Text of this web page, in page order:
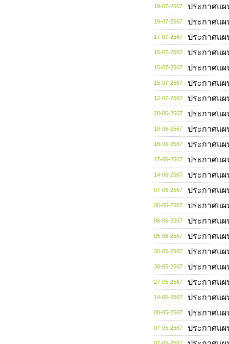
19-07-2567 ประกาศแผ
19-07-2567 ประกาศแผ
17-07-2567 ประกาศแผ
15-07-2567 ประกาศแผ
15-07-2567 ประกาศแผ
15-07-2567 ประกาศแผ
12-07-2567 ประกาศแผ
28-06-2567 ประกาศแผ
18-06-2567 ประกาศแผ
18-06-2567 ประกาศแผ
17-06-2567 ประกาศแผ
14-06-2567 ประกาศแผ
07-06-2567 ประกาศแผ
06-06-2567 ประกาศแผ
06-06-2567 ประกาศแผ
05-06-2567 ประกาศแผ
30-05-2567 ประกาศแผ
30-05-2567 ประกาศแผ
27-05-2567 ประกาศแผ
14-05-2567 ประกาศแผ
08-05-2567 ประกาศแผ
07-05-2567 ประกาศแผ